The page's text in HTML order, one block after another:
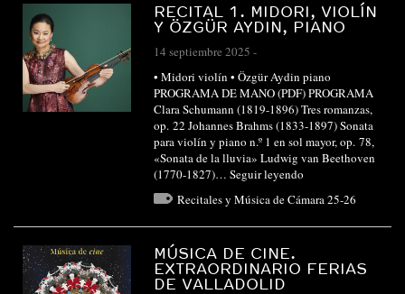
RECITAL 1. MIDORI, VIOLÍN
Y ÖZGÜR AYDIN, PIANO
14 septiembre 2025 -
• Midori violín • Özgür Aydin piano
PROGRAMA DE MANO (PDF) PROGRAMA
Clara Schumann (1819-1896) Tres romanzas,
op. 22 Johannes Brahms (1833-1897) Sonata
para violín y piano n.º 1 en sol mayor, op. 78,
«Sonata de la lluvia» Ludwig van Beethoven
(1770-1827)… Seguir leyendo
Recitales y Música de Cámara 25-26
MÚSICA DE CINE.
EXTRAORDINARIO FERIAS
DE VALLADOLID